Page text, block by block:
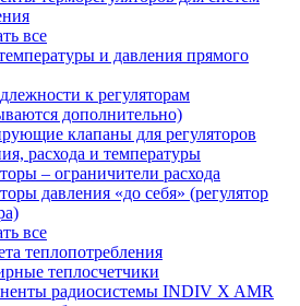
все
и давления прямого
к регуляторам
дополнительно)
клапаны для регуляторов
расхода и температуры
– ограничители расхода
давления «до себя» (регулятор
все
теплопотребления
теплосчетчики
радиосистемы INDIV X AMR